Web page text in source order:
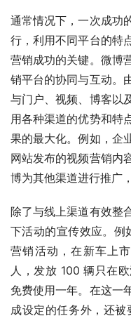
通常情况下，一次成功
行，利用不同平台的特
营销成功的关键。微博
销平台的协同与互动。
与门户、视频、博客以
用各种渠道的优势和特
果的最大化。例如，企
网站发布的视频营销内
博为其他渠道进行推广
除了与线上渠道有效整
下活动的宣传效应。
营销活动，在新车上
人，发放 100 辆只在
免费使用一年。在这一
成设定的任务外，还